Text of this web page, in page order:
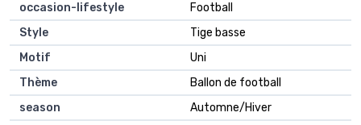
occasion-lifestyle
Football
Style
Tige basse
Motif
Uni
Thème
Ballon de football
season
Automne/Hiver